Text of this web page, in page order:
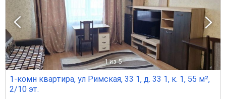
1 из 5
1-комн квартира, ул Римская, 33 1, д. 33 1, к. 1, 55 м²,
2/10 эт.